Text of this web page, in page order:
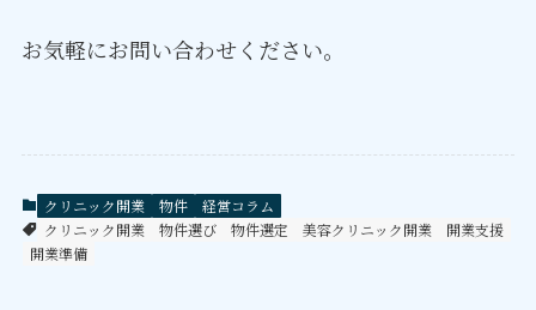
お気軽にお問い合わせください。
クリニック開業 物件
経営コラム
クリニック開業
物件選び 物件選定 美容クリニック開業
開業支援
開業準備